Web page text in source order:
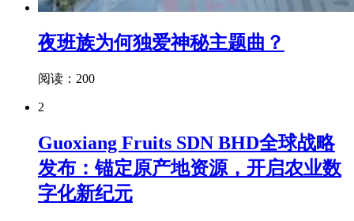
夜班族为何独爱神秘主题曲？
阅读：200
2
Guoxiang Fruits SDN BHD全球战略
发布：锚定原产地资源，开启农业数
字化新纪元